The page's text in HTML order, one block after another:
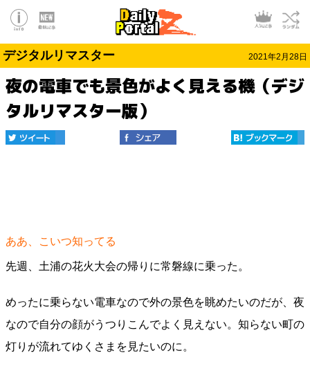
デジタルリマスター 2021年2月28日
夜の電車でも景色がよく見える機（デジ
タルリマスター版）
ああ、こいつ知ってる
先週、土浦の花火大会の帰りに常磐線に乗った。
めったに乗らない電車なので外の景色を眺めたいのだが、夜
なので自分の顔がうつりこんでよく見えない。知らない町の
灯りが流れてゆくさまを見たいのに。